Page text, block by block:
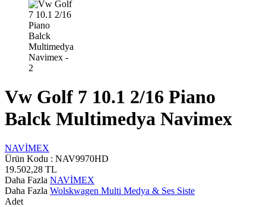
Vw Golf 7 10.1 2/16 Piano
Balck Multimedya Navimex
NAVİMEX
Ürün Kodu : NAV9970HD
19.502,28 TL
Daha Fazla NAVİMEX
Daha Fazla Wolskwagen Multi Medya & Ses Siste
Adet